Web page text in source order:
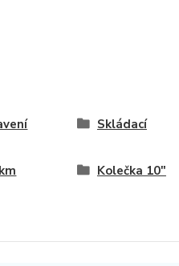
Skládací
Kolečka 10"